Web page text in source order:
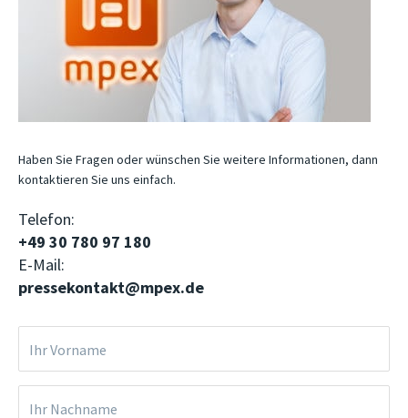
Haben Sie Fragen oder wünschen Sie weitere Informationen, dann
kontaktieren Sie uns einfach.
Telefon:
+49 30 780 97 180
E-Mail:
pressekontakt@mpex.de
Ihr Vorname
Ihr Nachname